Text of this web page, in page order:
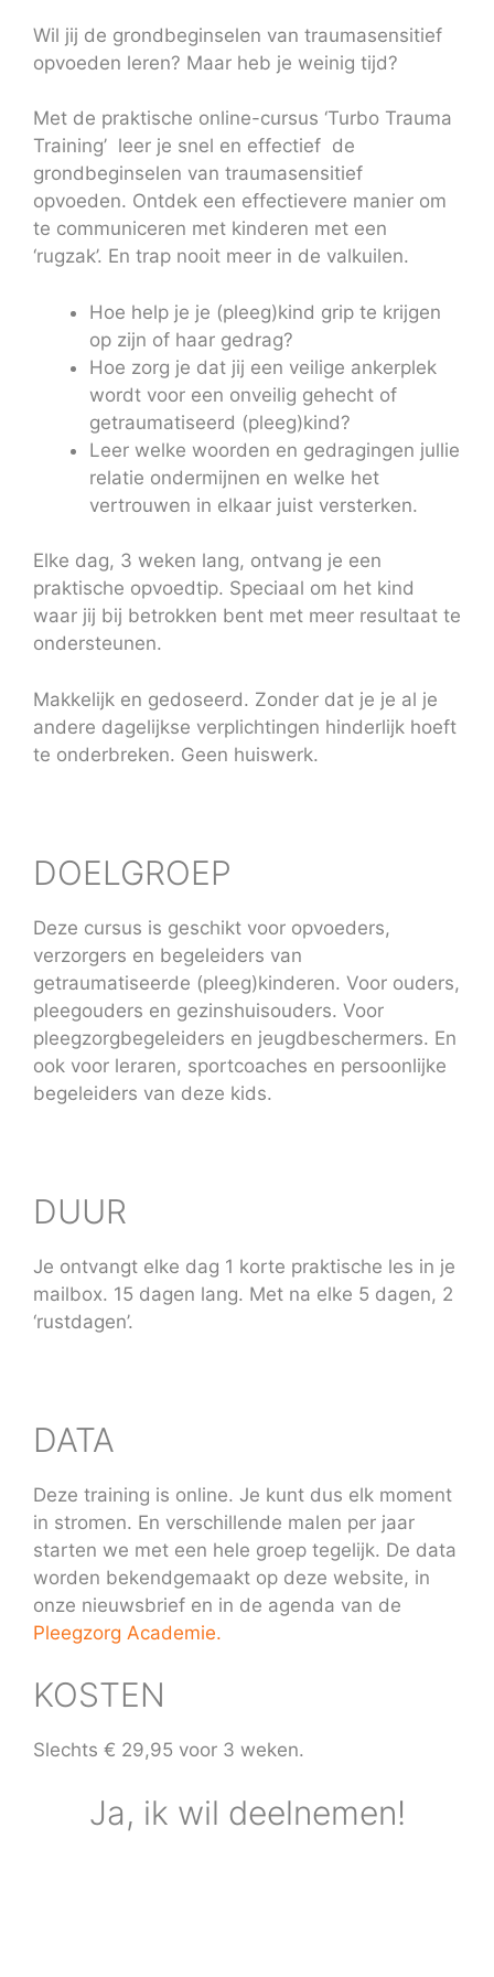
Wil jij de grondbeginselen van traumasensitief
opvoeden leren? Maar heb je weinig tijd?
Met de praktische online-cursus ‘Turbo Trauma
Training’ leer je snel en effectief de
grondbeginselen van traumasensitief
opvoeden. Ontdek een effectievere manier om
te communiceren met kinderen met een
‘rugzak’. En trap nooit meer in de valkuilen.
Hoe help je je (pleeg)kind grip te krijgen
op zijn of haar gedrag?
Hoe zorg je dat jij een veilige ankerplek
wordt voor een onveilig gehecht of
getraumatiseerd (pleeg)kind?
Leer welke woorden en gedragingen jullie
relatie ondermijnen en welke het
vertrouwen in elkaar juist versterken.
Elke dag, 3 weken lang, ontvang je een
praktische opvoedtip. Speciaal om het kind
waar jij bij betrokken bent met meer resultaat te
ondersteunen.
Makkelijk en gedoseerd. Zonder dat je je al je
andere dagelijkse verplichtingen hinderlijk hoeft
te onderbreken. Geen huiswerk.
DOELGROEP
Deze cursus is geschikt voor opvoeders,
verzorgers en begeleiders van
getraumatiseerde (pleeg)kinderen. Voor ouders,
pleegouders en gezinshuisouders. Voor
pleegzorgbegeleiders en jeugdbeschermers. En
ook voor leraren, sportcoaches en persoonlijke
begeleiders van deze kids.
DUUR
Je ontvangt elke dag 1 korte praktische les in je
mailbox. 15 dagen lang. Met na elke 5 dagen, 2
‘rustdagen’.
DATA
Deze training is online. Je kunt dus elk moment
in stromen. En verschillende malen per jaar
starten we met een hele groep tegelijk. De data
worden bekendgemaakt op deze website, in
onze nieuwsbrief en in de agenda van de
Pleegzorg Academie.
KOSTEN
Slechts € 29,95 voor 3 weken.
Ja, ik wil deelnemen!